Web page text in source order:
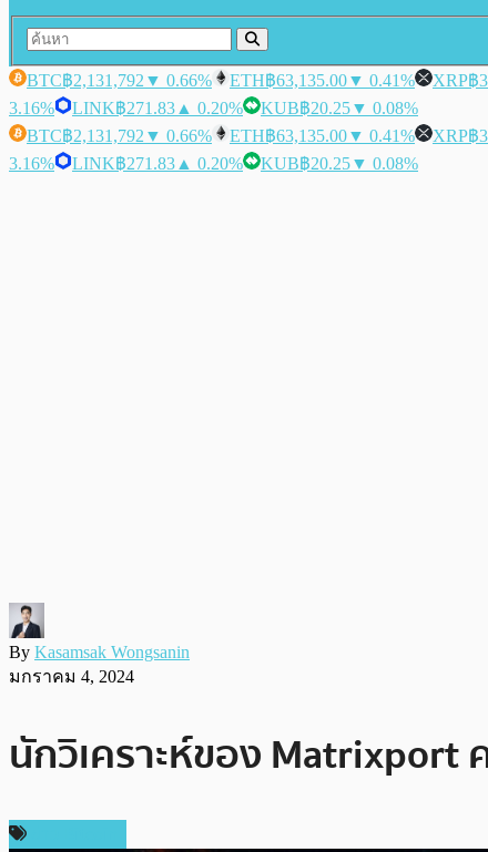
BTC฿2,131,792 ▼ 0.66% ETH฿63,135.00▼ 0.41% XRP฿
3.16%
LINK฿271.83 ▲ 0.20% KUB฿20.25▼ 0.08%
BTC฿2,131,792 ▼ 0.66% ETH฿63,135.00▼ 0.41% XRP฿
3.16%
LINK฿271.83 ▲ 0.20% KUB฿20.25▼ 0.08%
By Kasamsak Wongsanin
มกราคม 4, 2024
นักวิเคราะห์ของ Matrixport